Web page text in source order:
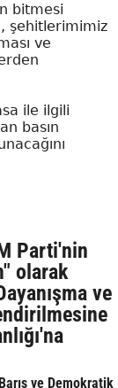
bitmesi
şehitlerimimiz
ve
ile ilgili
basın
Parti'nin
olarak
ve
ve Demokratik